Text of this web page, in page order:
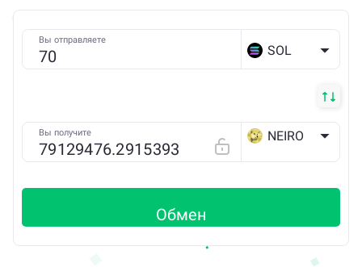
Вы отправляете
SOL
Вы получите NEIRO
Обмен